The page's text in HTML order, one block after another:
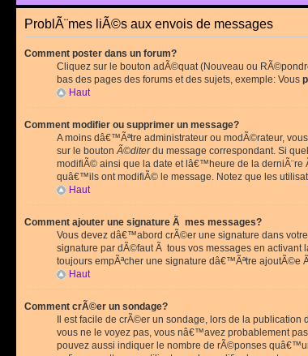
ProblÃ¨mes liÃ©s aux envois de messages
Comment poster dans un forum?
Cliquez sur le bouton adÃ©quat (Nouveau ou
bas des pages des forums et des sujets, exemple: Vous
Haut
Comment modifier ou supprimer un message?
A moins dâ€™Ãªtre administrateur ou modÃ©rateur,
sur le boutonÃ©diterdu message correspondant. Si
modifiÃ© ainsi que la date et lâ€™heure de la
quâ€™ils ont modifiÃ© le message. Notez que les
Haut
Comment ajouter une signature Ã mes messages?
Vous devez dâ€™abord crÃ©er une signature dans
signature par dÃ©faut Ã tous vos messages en
toujours empÃªcher une signature dâ€™Ãªtre
Haut
Comment crÃ©er un sondage?
Il est facile de crÃ©er un sondage, lors de la
vous ne le voyez pas, vous nâ€™avez probablement
pouvez aussi indiquer le nombre de rÃ©ponses